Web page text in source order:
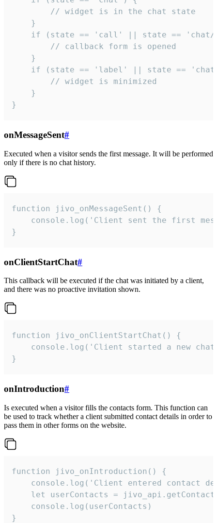
        // widget is in the chat state
    }
if (state == 'call' || state ==
        // callback form is opened
    }
if (state == 'label' || state ==
        // widget is minimized
    }
}
onMessageSent#
Executed when a visitor sends the first message. It will be performed
only if there is no chat history.
function jivo_onMessageSent() {
console.log('Client sent the first
}
onClientStartChat#
This callback will be executed if the chat was initiated by a client,
and there was no proactive invitation shown.
function jivo_onClientStartChat() {
console.log('Client started a new
}
onIntroduction#
Is executed when a visitor fills the contacts form. This function can
be used to track whether a client submitted contact details in order to
pass them in other forms on the website.
function jivo_onIntroduction() {
console.log('Client entered contact
let userContacts =
    console.log(userContacts)
}